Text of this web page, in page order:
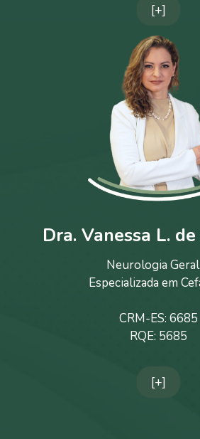
[+]
Dra. Vanessa L.
Neurologia
Especializada em
CRM-ES: 6685
RQE: 5685
[+]